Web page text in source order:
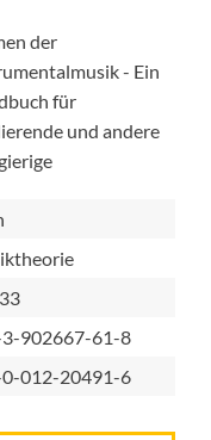
der
- Ein
für
und andere
902667-61-8
012-20491-6